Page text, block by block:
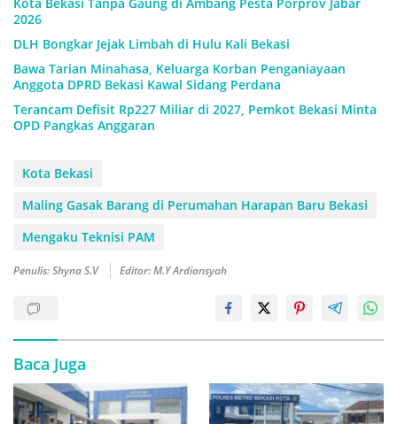
2026
DLH Bongkar Jejak Limbah di Hulu Kali Bekasi
Bawa Tarian Minahasa, Keluarga Korban Penganiayaan
Anggota DPRD Bekasi Kawal Sidang Perdana
Terancam Defisit Rp227 Miliar di 2027, Pemkot Bekasi Minta
OPD Pangkas Anggaran
Kota Bekasi
Maling Gasak Barang di Perumahan Harapan Baru Bekasi
Mengaku Teknisi PAM
Penulis: Shyna S.V Editor: M.Y Ardiansyah
Baca Juga